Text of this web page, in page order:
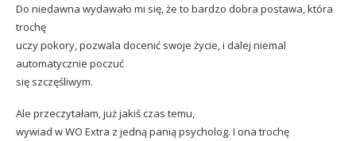
Do niedawna wydawało mi się, że to bardzo dobra postawa, która
trochę
uczy pokory, pozwala docenić swoje życie, i dalej niemal
automatycznie poczuć
się szczęśliwym.
Ale przeczytałam, już jakiś czas temu,
wywiad w WO Extra z jedną panią psycholog. I ona trochę